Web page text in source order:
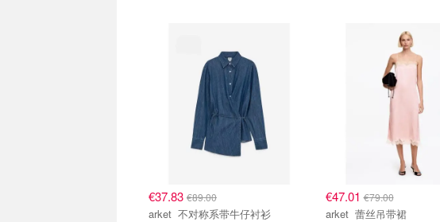
€37.83 €89.00
arket 不对称系带牛仔衬衫
€47.01€79.00
arket 蕾丝吊带裙